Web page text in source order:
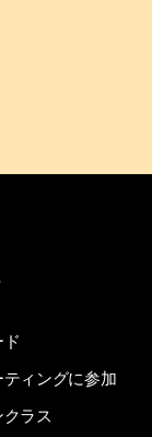
ィングに参加
ラス